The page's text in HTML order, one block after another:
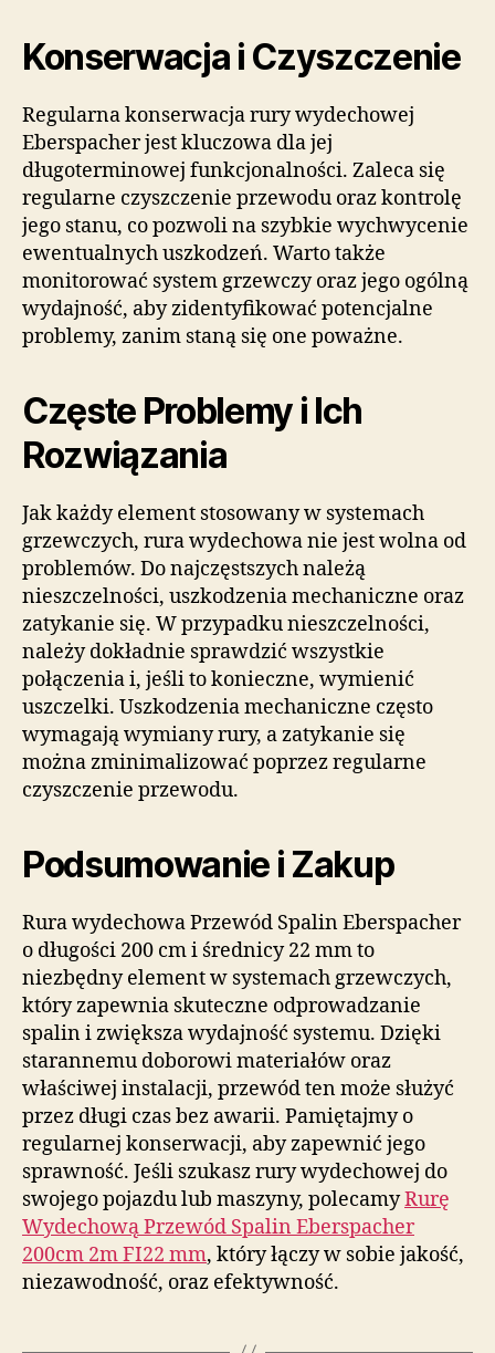
Konserwacja i Czyszczenie
Regularna konserwacja rury wydechowej
Eberspacher jest kluczowa dla jej
długoterminowej funkcjonalności. Zaleca się
regularne czyszczenie przewodu oraz kontrolę
jego stanu, co pozwoli na szybkie wychwycenie
ewentualnych uszkodzeń. Warto także
monitorować system grzewczy oraz jego ogólną
wydajność, aby zidentyfikować potencjalne
problemy, zanim staną się one poważne.
Częste Problemy i Ich
Rozwiązania
Jak każdy element stosowany w systemach
grzewczych, rura wydechowa nie jest wolna od
problemów. Do najczęstszych należą
nieszczelności, uszkodzenia mechaniczne oraz
zatykanie się. W przypadku nieszczelności,
należy dokładnie sprawdzić wszystkie
połączenia i, jeśli to konieczne, wymienić
uszczelki. Uszkodzenia mechaniczne często
wymagają wymiany rury, a zatykanie się
można zminimalizować poprzez regularne
czyszczenie przewodu.
Podsumowanie i Zakup
Rura wydechowa Przewód Spalin Eberspacher
o długości 200 cm i średnicy 22 mm to
niezbędny element w systemach grzewczych,
który zapewnia skuteczne odprowadzanie
spalin i zwiększa wydajność systemu. Dzięki
starannemu doborowi materiałów oraz
właściwej instalacji, przewód ten może służyć
przez długi czas bez awarii. Pamiętajmy o
regularnej konserwacji, aby zapewnić jego
sprawność. Jeśli szukasz rury wydechowej do
swojego pojazdu lub maszyny, polecamyRurę
Wydechową Przewód Spalin Eberspacher
200cm 2m FI22 mm, który łączy w sobie jakość,
niezawodność, oraz efektywność.